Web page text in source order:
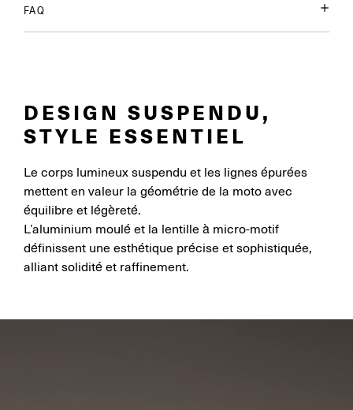
FAQ
DESIGN SUSPENDU,
STYLE ESSENTIEL
Le corps lumineux suspendu et les lignes épurées
mettent en valeur la géométrie de la moto avec
équilibre et légèreté.
L’aluminium moulé et la lentille à micro-motif
définissent une esthétique précise et sophistiquée,
alliant solidité et raffinement.